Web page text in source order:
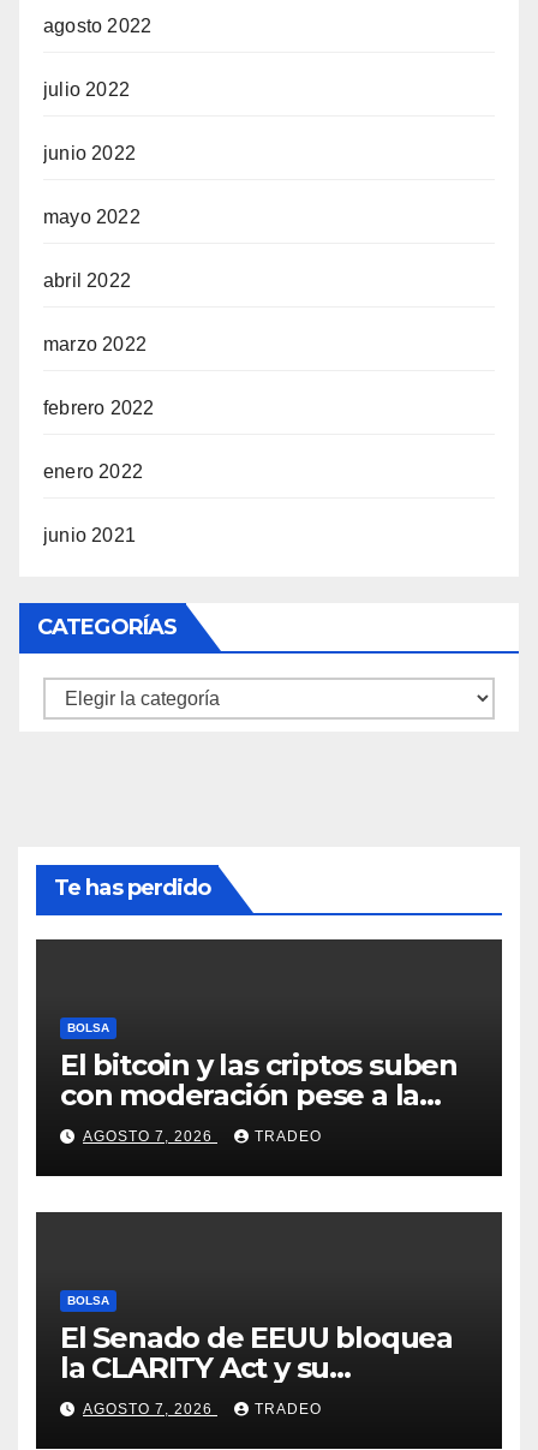
agosto 2022
julio 2022
junio 2022
mayo 2022
abril 2022
marzo 2022
febrero 2022
enero 2022
junio 2021
CATEGORÍAS
Categorías
Te has perdido
BOLSA
El bitcoin y las criptos suben
con moderación pese a la
incertidumbre en Oriente
Medio
AGOSTO 7, 2026 TRADEO
BOLSA
El Senado de EEUU bloquea
la CLARITY Act y su
aprobación en 2026 peligra
AGOSTO 7, 2026 TRADEO